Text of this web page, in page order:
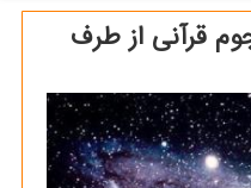
قرآنی از طرف